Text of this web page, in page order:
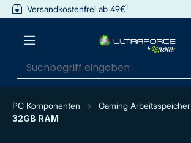
springen
Versandkostenfrei ab 49€1
PC Komponenten Gaming Arbeitsspeicher
32GB RAM